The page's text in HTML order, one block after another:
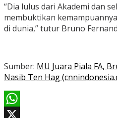
“Dia lulus dari Akademi dan
membuktikan
di dunia,” tutur Bruno
Sumber: MU Juara Piala FA,
Nasib Ten Hag
WhatsApp